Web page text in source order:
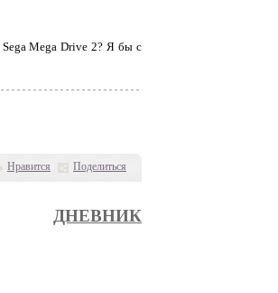
Нравится Поделиться
Sega Mega Drive 2? Я бы с
ДНЕВНИК